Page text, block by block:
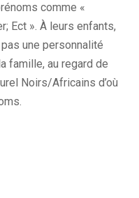
comme «
Ect ». À leurs enfants,
une personnalité
famille, au regard de
Noirs/Africains d’où